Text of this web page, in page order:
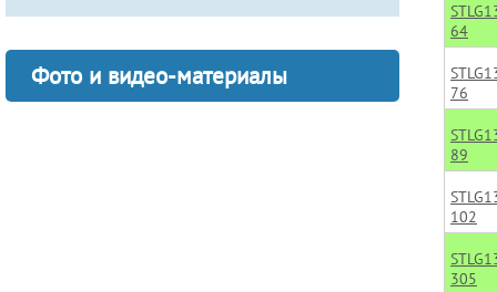
Фото и видео-материалы
64
76
89
102
305